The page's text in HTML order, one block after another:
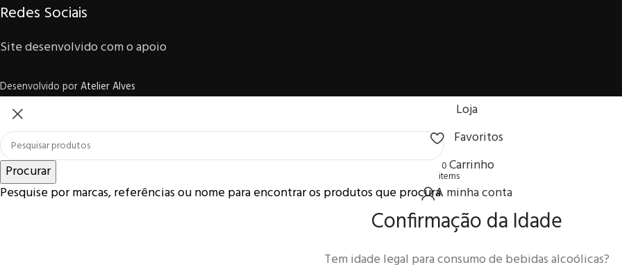
Redes Sociais
Site desenvolvido com o apoio
Desenvolvido porAtelier Alves
Procurar
Pesquise por marcas, referências ou nome para encontrar os produtos que procura.
Loja
Favoritos
0
items
Carrinho
A minha conta
Confirmação da Idade
Tem idade legal para consumo de bebidas alcoólicas?